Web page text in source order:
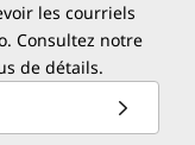
les courriels
Consultez notre
de détails.